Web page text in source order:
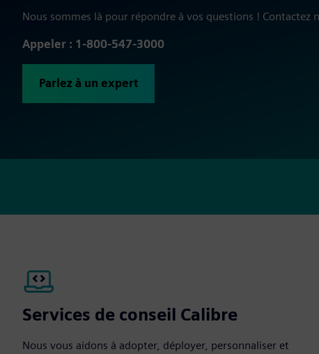
Nous sommes là pour répondre à vos questions ! Contactez
Appeler : 1-800-547-3000
Parlez à un expert
Services de conseil Calibre
Nous vous aidons à adopter, déployer, personnaliser et